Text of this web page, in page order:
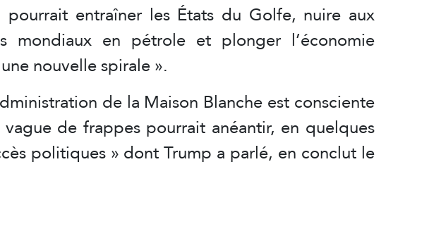
entraîner les États du Golfe, nuire aux
mondiaux en pétrole et plonger l’économie
nouvelle spirale ».
de la Maison Blanche est consciente
de frappes pourrait anéantir, en quelques
politiques » dont Trump a parlé, en conclut le